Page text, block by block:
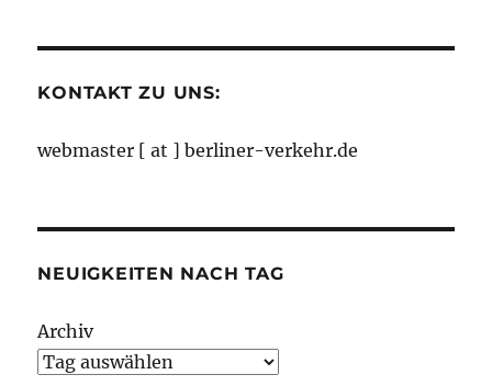
KONTAKT ZU UNS:
webmaster [ at ] berliner-verkehr.de
NEUIGKEITEN NACH TAG
Archiv